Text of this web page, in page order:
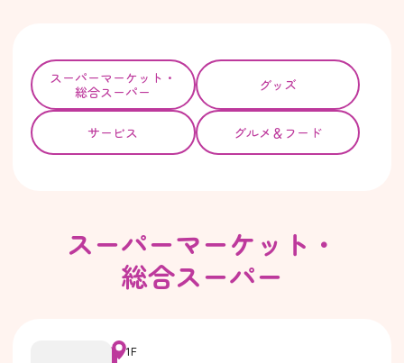
スーパーマーケット・
総合スーパー
グッズ
サービス グルメ＆フード
スーパーマーケット・
総合スーパー
1F